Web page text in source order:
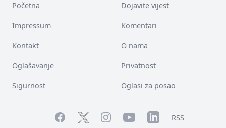
Početna Dojavite vijest
Impressum Komentari
Kontakt O nama
Oglašavanje Privatnost
Sigurnost Oglasi za posao
FacebookTwitterInstagramYouTubeLinkedInRSS